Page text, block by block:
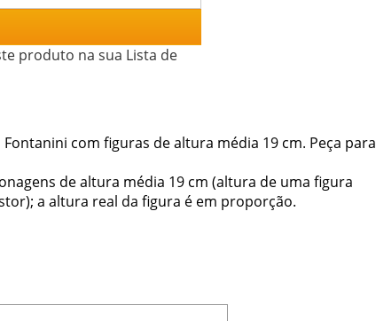
produto na sua Lista de
com figuras de altura média 19 cm. Peça para
de altura média 19 cm (altura de uma figura
a altura real da figura é em proporção.